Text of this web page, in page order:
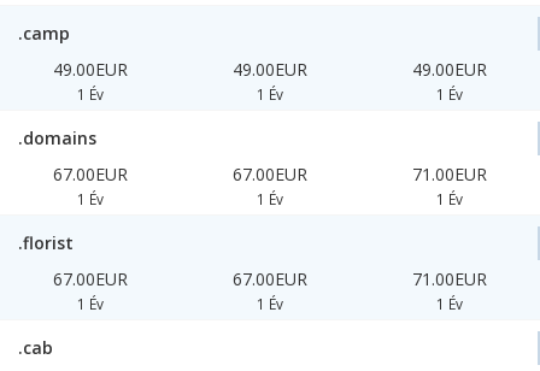
.camp
49.00EUR
1 Év
49.00EUR
1 Év
49.00EUR
1 Év
.domains
67.00EUR
1 Év
67.00EUR
1 Év
71.00EUR
1 Év
.florist
67.00EUR
1 Év
67.00EUR
1 Év
71.00EUR
1 Év
.cab